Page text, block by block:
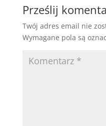
Prześlij
Twój adres email nie
Wymagane pola są